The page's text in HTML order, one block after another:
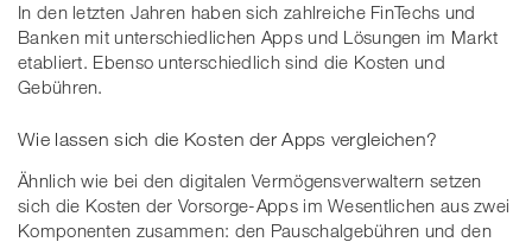
In den letzten Jahren haben sich zahlreiche FinTechs und
Banken mit unterschiedlichen Apps und Lösungen im Markt
etabliert. Ebenso unterschiedlich sind die Kosten und
Gebühren.
Wie lassen sich die Kosten der Apps vergleichen?
Ähnlich wie bei den digitalen Vermögensverwaltern setzen
sich die Kosten der Vorsorge-Apps im Wesentlichen aus zwei
Komponenten zusammen: den Pauschalgebühren und den